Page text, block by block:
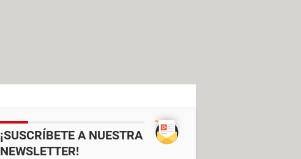
¡SUSCRÍBETE A NUESTRA
NEWSLETTER!